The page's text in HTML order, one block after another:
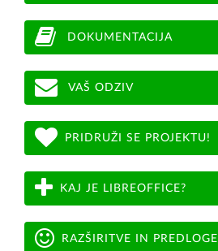
DOKUMENTACIJA
VAŠ ODZIV
PRIDRUŽI SE PROJEKTU!
KAJ JE LIBREOFFICE?
RAZŠIRITVE IN PREDLOGE